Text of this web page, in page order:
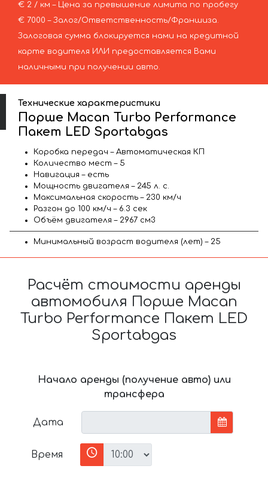
€ 2 / км – Цена за превышение лимита по пробегу
€ 7000 – Залог/Ответственность/Франшиза.
Залоговая сумма блокируется нами на кредитной
карте водителя ИЛИ предоставляется Вами
наличными при получении авто.
Технические характеристики
Порше Macan Turbo Performance
Пакет LED Sportabgas
Коробка передач – Автоматическая КП
Количество мест – 5
Навигация – есть
Мощность двигателя – 245 л. с.
Максимальная скорость – 230 км/ч
Разгон до 100 км/ч – 6.3 сек
Объём двигателя – 2967 см3
Минимальный возраст водителя (лет) – 25
Расчёт стоимости аренды
автомобиля Порше Macan
Turbo Performance Пакет LED
Sportabgas
Начало аренды (получение авто) или
трансфера
Дата
Время